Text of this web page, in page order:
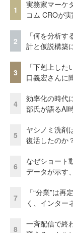
1
実務家マーケ
コム CROが
2
「何を分析
計と仮説構築
3
「下剋上し
口義宏さんに
4
効率化の時代
部氏が語るAI
5
ヤシノミ洗剤
復活したのか
6
なぜショート
データが示す
7
「“分業”は
く、インター
8
一斉配信で終